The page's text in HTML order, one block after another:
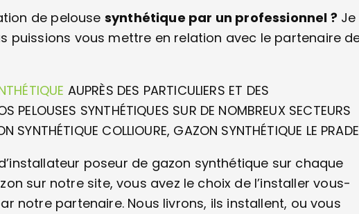
de pelouse synthétique par un professionnel ? Je
puissions vous mettre en relation avec le partenaire
AUPRÈS DES PARTICULIERS ET DES
PELOUSES SYNTHÉTIQUES SUR DE NOMBREUX SECTEURS
SYNTHÉTIQUE COLLIOURE, GAZON SYNTHÉTIQUE LE
poseur de gazon synthétique sur chaque
sur notre site, vous avez le choix de l’installer vous-
notre partenaire. Nous livrons, ils installent, ou vous